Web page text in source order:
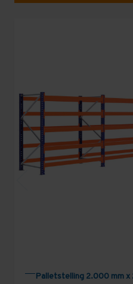
Palletstelling 2.000 mm x